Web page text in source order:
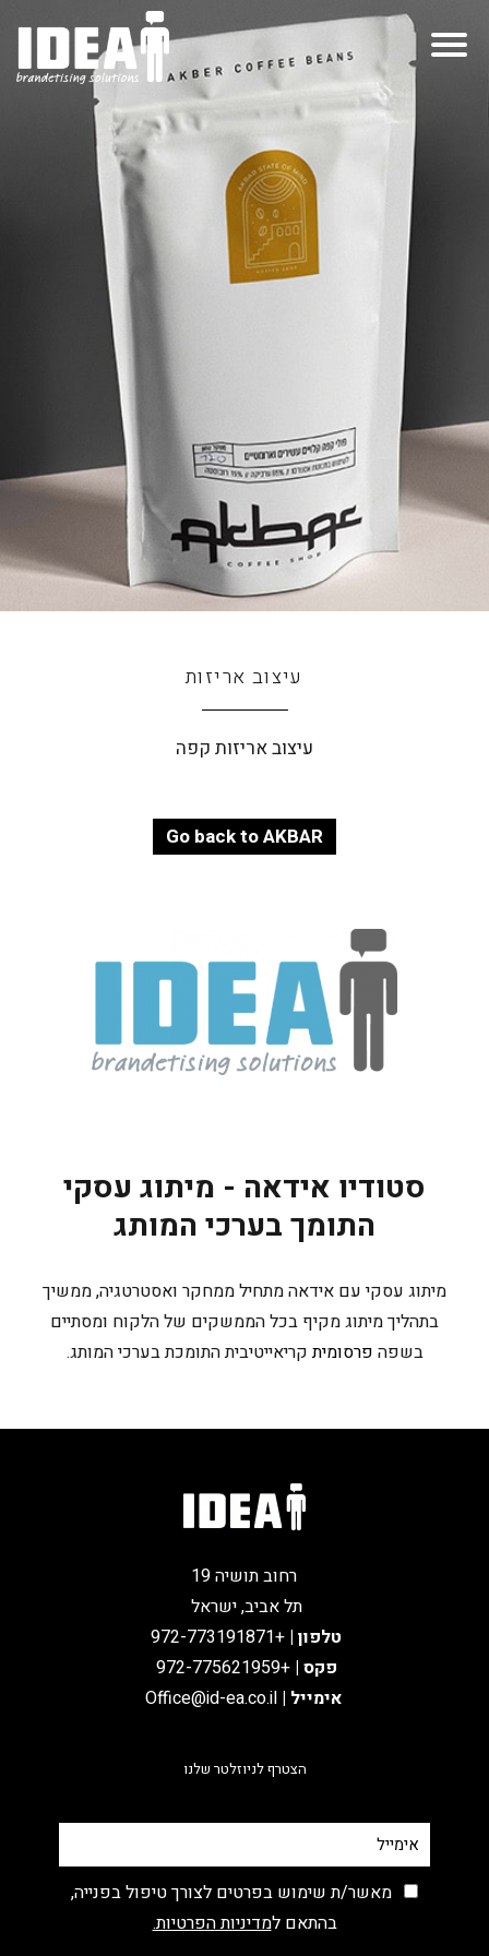
עיצוב אריזות
עיצוב אריזות קפה
Go back to AKBAR
סטודיו אידאה - מיתוג עסקי
התומך בערכי המותג
מיתוג עסקי עם אידאה מתחיל ממחקר ואסטרטגיה, ממשיך
בתהליך מיתוג מקיף בכל הממשקים של הלקוח ומסתיים
בשפה פרסומיתקריאייטיבית התומכת בערכי המותג.
רחוב תושיה 19
תל אביב, ישראל
טלפון|
+972-773191871
פקס | +972-775621959
אימייל |
הצטרף לניוזלטר שלנו
מאשר/ת שימוש בפרטים לצורך טיפול בפנייה,
בהתאם למדיניות הפרטיות.